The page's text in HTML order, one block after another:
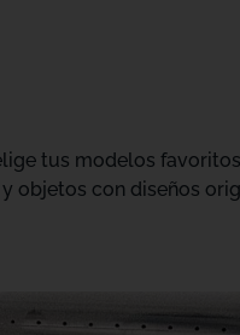
tus modelos
objetos con diseños